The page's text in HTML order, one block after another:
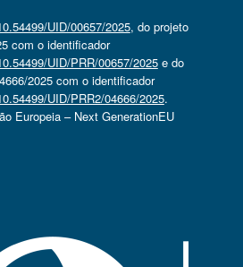
UID/00657/2025, do projeto
com o identificador
UID/PRR/00657/2025e do
2025 com o identificador
UID/PRR2/04666/2025.
Europeia – Next GenerationEU